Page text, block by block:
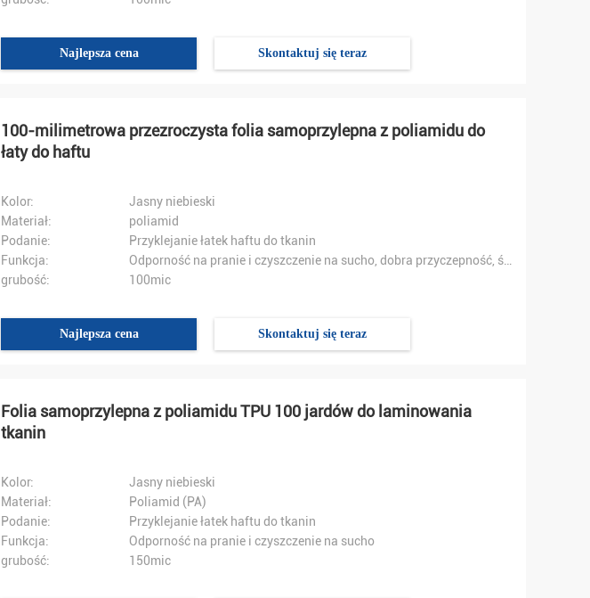
Najlepsza cena Skontaktuj się teraz
100-milimetrowa przezroczysta folia samoprzylepna z poliamidu do
łaty do haftu
Kolor:
Jasny niebieski
Materiał:
poliamid
Podanie:
Przyklejanie łatek haftu do tkanin
Funkcja:
grubość:
100mic
Najlepsza cena Skontaktuj się teraz
Folia samoprzylepna z poliamidu TPU 100 jardów do laminowania
tkanin
Kolor:
Jasny niebieski
Materiał:
Poliamid (PA)
Podanie:
Przyklejanie łatek haftu do tkanin
Funkcja:
Odporność na pranie i czyszczenie na sucho
grubość:
150mic